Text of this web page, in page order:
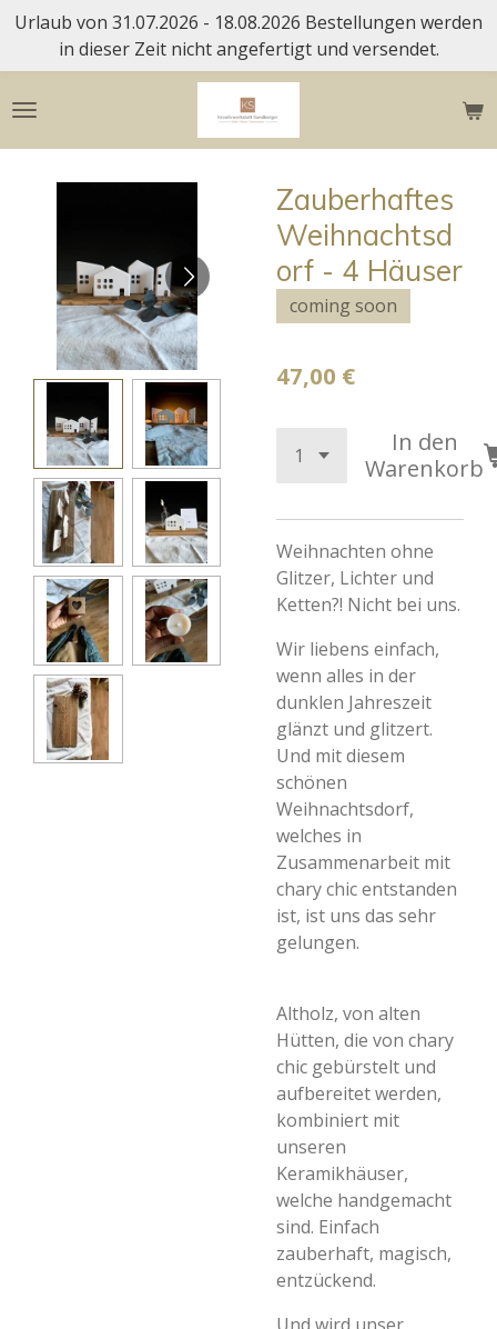
Zum
Hauptinhalt
springen
Urlaub von 31.07.2026 - 18.08.2026 Bestellungen werden
in dieser Zeit nicht angefertigt und versendet.
Zauberhaftes
Weihnachtsd
orf - 4 Häuser
coming soon
47,00 €
In den
Warenkorb
Weihnachten ohne
Glitzer, Lichter und
Ketten?! Nicht bei uns.
Wir liebens einfach,
wenn alles in der
dunklen Jahreszeit
glänzt und glitzert.
Und mit diesem
schönen
Weihnachtsdorf,
welches in
Zusammenarbeit mit
chary chic entstanden
ist, ist uns das sehr
gelungen.
Altholz, von alten
Hütten, die von chary
chic gebürstelt und
aufbereitet werden,
kombiniert mit
unseren
Keramikhäuser,
welche handgemacht
sind. Einfach
zauberhaft, magisch,
entzückend.